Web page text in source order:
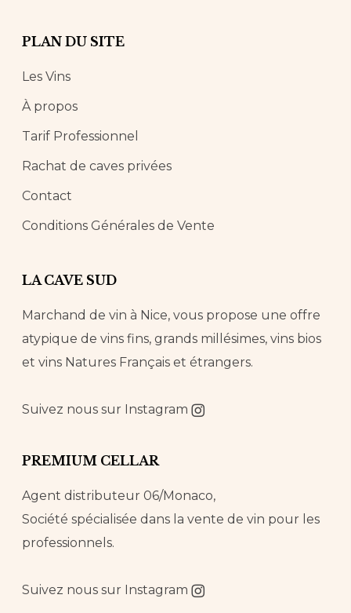
PLAN DU SITE
Les Vins
À propos
Tarif Professionnel
Rachat de caves privées
Contact
Conditions Générales de Vente
LA CAVE SUD
Marchand de vin à Nice, vous propose une offre
atypique de vins fins, grands millésimes, vins bios
et vins Natures Français et étrangers.
Suivez nous sur Instagram
PREMIUM CELLAR
Agent distributeur 06/Monaco,
Société spécialisée dans la vente de vin pour les
professionnels.
Suivez nous sur Instagram